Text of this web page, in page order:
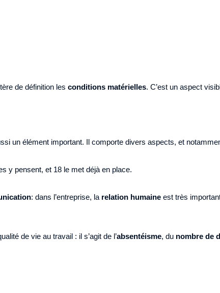
de définition les conditions matérielles. C’est un aspect
un élément important. Il comporte divers aspects, et
y pensent, et 18 le met déjà en place.
: dans l’entreprise, la relation humaine est très
de vie au travail : il s’agit de l’absentéisme, du nombre de